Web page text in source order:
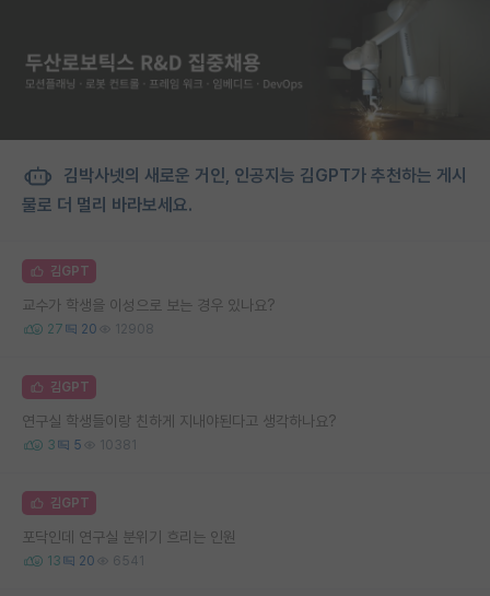
김박사넷의 새로운 거인, 인공지능 김GPT가 추천하는 게시
물로 더 멀리 바라보세요.
김GPT
교수가 학생을 이성으로 보는 경우 있나요?
27 20 12908
김GPT
연구실 학생들이랑 친하게 지내야된다고 생각하나요?
3 5 10381
김GPT
포닥인데 연구실 분위기 흐리는 인원
13 20 6541